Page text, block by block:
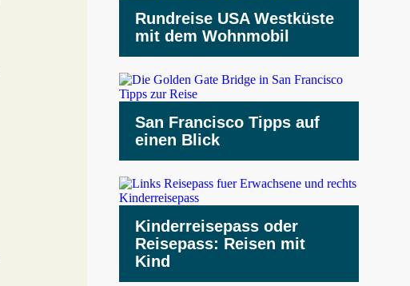
Rundreise USA Westküste
mit dem Wohnmobil
San Francisco Tipps auf
einen Blick
Kinderreisepass oder
Reisepass: Reisen mit
Kind